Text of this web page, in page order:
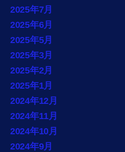
2025年7月
2025年6月
2025年5月
2025年3月
2025年2月
2025年1月
2024年12月
2024年11月
2024年10月
2024年9月